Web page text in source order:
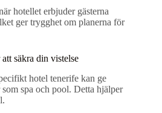
hotellet erbjuder gästerna
ger trygghet om planerna för
säkra din vistelse
hotel tenerife kan ge
spa och pool. Detta hjälper